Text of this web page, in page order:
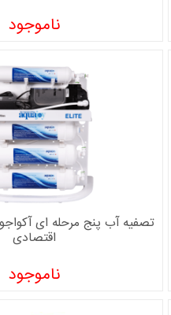
ناموجود
اقتصادی
ناموجود